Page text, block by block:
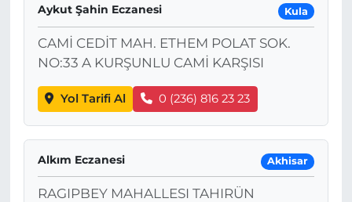
Aykut Şahin Eczanesi Kula
CAMİ CEDİT MAH. ETHEM POLAT SOK.
NO:33 A KURŞUNLU CAMİ KARŞISI
Yol Tarifi Al 0 (236) 816 23 23
Alkım Eczanesi Akhisar
RAGIPBEY MAHALLESI TAHIRÜN